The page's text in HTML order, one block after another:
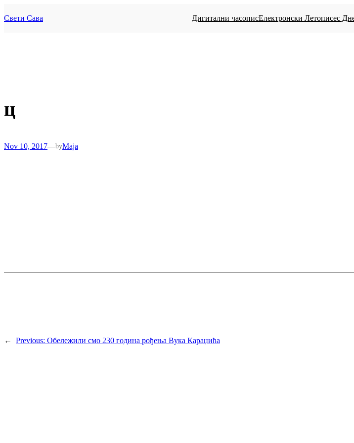
to
Свети Сава Дигитални часописЕлектронски Летописeс
ц
Nov 10, 2017—byMaja
← Previous: Обележили смо 230 година рођења Вука Караџића